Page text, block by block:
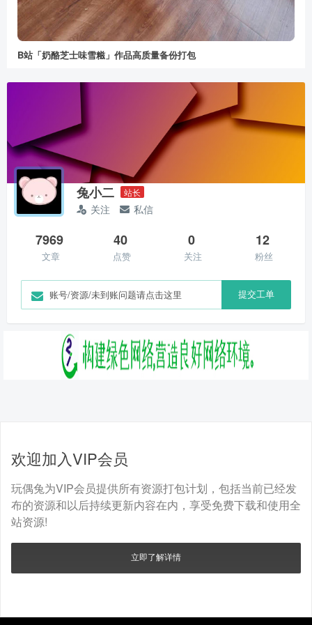
B站「奶酪芝士味雪糍」作品高质量备份打包
兔小二 站长
关注 私信
7969
文章
40
点赞
0
关注
12
粉丝
账号/资源/未到账问题请点击这里 提交工单
欢迎加入VIP会员
玩偶兔为VIP会员提供所有资源打包计划，包括当前已经发
布的资源和以后持续更新内容在内，享受免费下载和使用全
站资源!
立即了解详情